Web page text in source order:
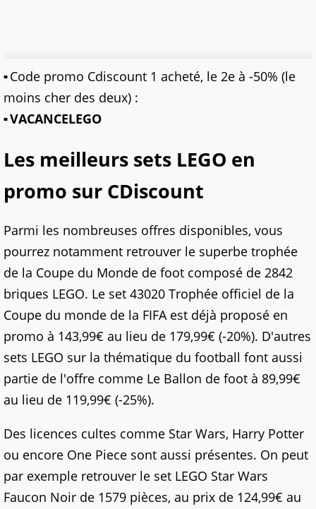
Code promo Cdiscount 1 acheté, le 2e à -50% (le
moins cher des deux) :
VACANCELEGO
Les meilleurs sets LEGO en
promo sur CDiscount
Parmi les nombreuses offres disponibles, vous
pourrez notamment retrouver le superbe trophée
de la Coupe du Monde de foot composé de 2842
briques LEGO. Le set 43020 Trophée officiel de la
Coupe du monde de la FIFA est déjà proposé en
promo à 143,99€ au lieu de 179,99€ (-20%). D'autres
sets LEGO sur la thématique du football font aussi
partie de l'offre comme Le Ballon de foot à 89,99€
au lieu de 119,99€ (-25%).
Des licences cultes comme Star Wars, Harry Potter
ou encore One Piece sont aussi présentes. On peut
par exemple retrouver le set LEGO Star Wars
Faucon Noir de 1579 pièces, au prix de 124,99€ au